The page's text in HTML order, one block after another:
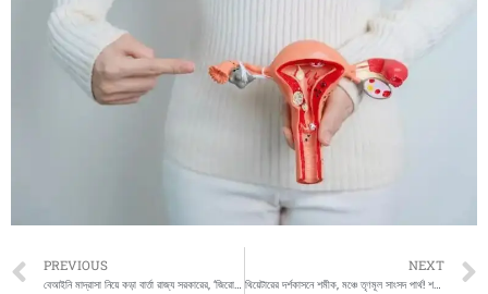
Prev
PREVIOUS
বেআইনি মাদ্রাসা নিয়ে কড়া বার্তা রাজ্য সরকারের, ‘জিরো টলারেন্স’ নীতির ঘোষণা মন্ত্রী ক্ষুদিরাম টুডুর
NEXT
থিয়েটারের দর্শকাসনে শমীক, মঞ্চে তৃণমূল সাংসদ পার্থ! শহরে জোর চর্চা শিল্প ও রাজনীতির সমীকরণ নিয়ে